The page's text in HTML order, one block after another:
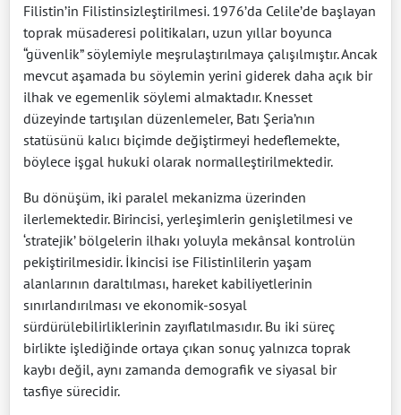
Filistin’in Filistinsizleştirilmesi. 1976’da Celile’de başlayan
toprak müsaderesi politikaları, uzun yıllar boyunca
“güvenlik” söylemiyle meşrulaştırılmaya çalışılmıştır. Ancak
mevcut aşamada bu söylemin yerini giderek daha açık bir
ilhak ve egemenlik söylemi almaktadır. Knesset
düzeyinde tartışılan düzenlemeler, Batı Şeria’nın
statüsünü kalıcı biçimde değiştirmeyi hedeflemekte,
böylece işgal hukuki olarak normalleştirilmektedir.
Bu dönüşüm, iki paralel mekanizma üzerinden
ilerlemektedir. Birincisi, yerleşimlerin genişletilmesi ve
‘stratejik’ bölgelerin ilhakı yoluyla mekânsal kontrolün
pekiştirilmesidir. İkincisi ise Filistinlilerin yaşam
alanlarının daraltılması, hareket kabiliyetlerinin
sınırlandırılması ve ekonomik-sosyal
sürdürülebilirliklerinin zayıflatılmasıdır. Bu iki süreç
birlikte işlediğinde ortaya çıkan sonuç yalnızca toprak
kaybı değil, aynı zamanda demografik ve siyasal bir
tasfiye sürecidir.